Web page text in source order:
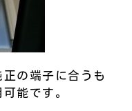
の端子に合うも
能です。